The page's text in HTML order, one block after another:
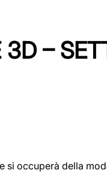
–
si occuperà della